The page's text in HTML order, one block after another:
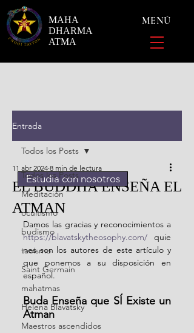
MAHA
DHARMA
ATMA
MENÚ
Entrada
Todos los Posts
Meditación
ocultismo
budismo
taoismo
Saint Germain
mahatmas
Helena Blavatsky
Maestros ascendidos
Todos los Posts
EL BUDDHA ENSEÑA EL
ATMAN
11 abr 2024 8 min de lectura
https://blavatskytheosophy.com/ quie
nes son los autores de este artículo y
que ponemos a su disposición en
español.
Buda Enseña que SÍ Existe un
Atman
Estudia con nosotros